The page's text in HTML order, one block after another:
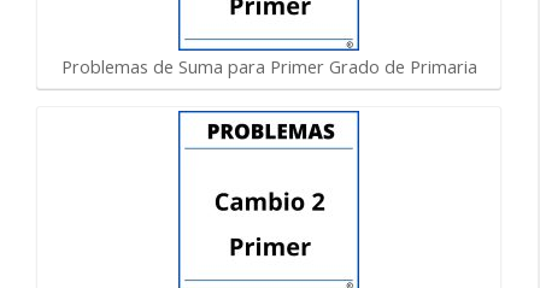
Problemas de Suma para Primer Grado de Primaria